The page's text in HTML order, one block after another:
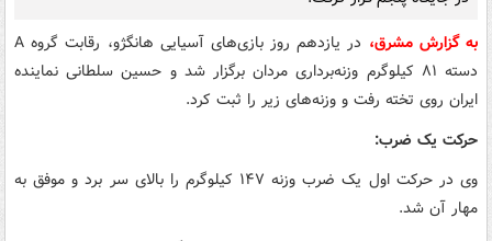
به گزارش مشرق،
در یازدهم روز بازی‌های آسیایی هانگژو، رقابت گروه A
دسته ۸۱ کیلوگرم وزنه‌برداری مردان برگزار شد و حسین سلطانی نماینده
ایران روی تخته رفت و وزنه‌های زیر را ثبت کرد.
حرکت یک ضرب:
وی در حرکت اول یک ضرب وزنه ۱۴۷ کیلوگرم را بالای سر برد و موفق به
مهار آن شد.